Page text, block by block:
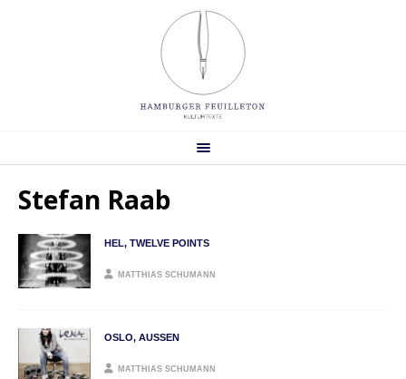
Stefan Raab
HEL, TWELVE POINTS
MATTHIAS SCHUMANN
OSLO, AUSSEN
MATTHIAS SCHUMANN